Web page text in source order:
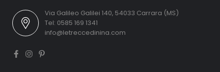
Via Galileo Galilei 140, 54033 Carrara (MS)
Tel: 0585 169 1341
info@letreccedinina.com